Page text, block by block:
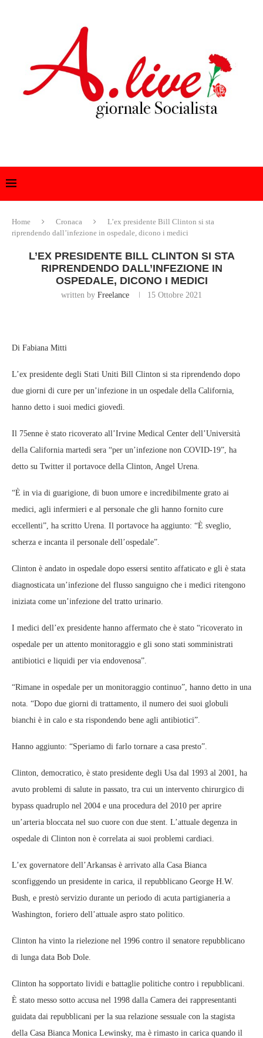
Home Cronaca
L’ex presidente Bill Clinton si sta
riprendendo dall’infezione in ospedale, dicono i medici
L’EX PRESIDENTE BILL CLINTON SI STA
RIPRENDENDO DALL’INFEZIONE IN
OSPEDALE, DICONO I MEDICI
written by Freelance 15 Ottobre 2021
Di Fabiana Mitti
L’ex presidente degli Stati Uniti Bill Clinton si sta riprendendo dopo
due giorni di cure per un’infezione in un ospedale della California,
hanno detto i suoi medici giovedì.
Il 75enne è stato ricoverato all’Irvine Medical Center dell’Università
della California martedì sera “per un’infezione non COVID-19”, ha
detto su Twitter il portavoce della Clinton, Angel Urena.
“È in via di guarigione, di buon umore e incredibilmente grato ai
medici, agli infermieri e al personale che gli hanno fornito cure
eccellenti”, ha scritto Urena. Il portavoce ha aggiunto: “È sveglio,
scherza e incanta il personale dell’ospedale”.
Clinton è andato in ospedale dopo essersi sentito affaticato e gli è stata
diagnosticata un’infezione del flusso sanguigno che i medici ritengono
iniziata come un’infezione del tratto urinario.
I medici dell’ex presidente hanno affermato che è stato “ricoverato in
ospedale per un attento monitoraggio e gli sono stati somministrati
antibiotici e liquidi per via endovenosa”.
“Rimane in ospedale per un monitoraggio continuo”, hanno detto in una
nota. “Dopo due giorni di trattamento, il numero dei suoi globuli
bianchi è in calo e sta rispondendo bene agli antibiotici”.
Hanno aggiunto: “Speriamo di farlo tornare a casa presto”.
Clinton, democratico, è stato presidente degli Usa dal 1993 al 2001, ha
avuto problemi di salute in passato, tra cui un intervento chirurgico di
bypass quadruplo nel 2004 e una procedura del 2010 per aprire
un’arteria bloccata nel suo cuore con due stent. L’attuale degenza in
ospedale di Clinton non è correlata ai suoi problemi cardiaci.
L’ex governatore dell’Arkansas è arrivato alla Casa Bianca
sconfiggendo un presidente in carica, il repubblicano George H.W.
Bush, e prestò servizio durante un periodo di acuta partigianeria a
Washington, foriero dell’attuale aspro stato politico.
Clinton ha vinto la rielezione nel 1996 contro il senatore repubblicano
di lunga data Bob Dole.
Clinton ha sopportato lividi e battaglie politiche contro i repubblicani.
È stato messo sotto accusa nel 1998 dalla Camera dei rappresentanti
guidata dai repubblicani per la sua relazione sessuale con la stagista
della Casa Bianca Monica Lewinsky, ma è rimasto in carica quando il